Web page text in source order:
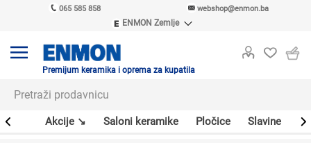
065 585 858 webshop@enmon.ba
ENMON Zemlje
ENMON MKD
Premijum keramika i oprema za kupatila
Akcije ↘ Saloni keramike Pločice Slavine